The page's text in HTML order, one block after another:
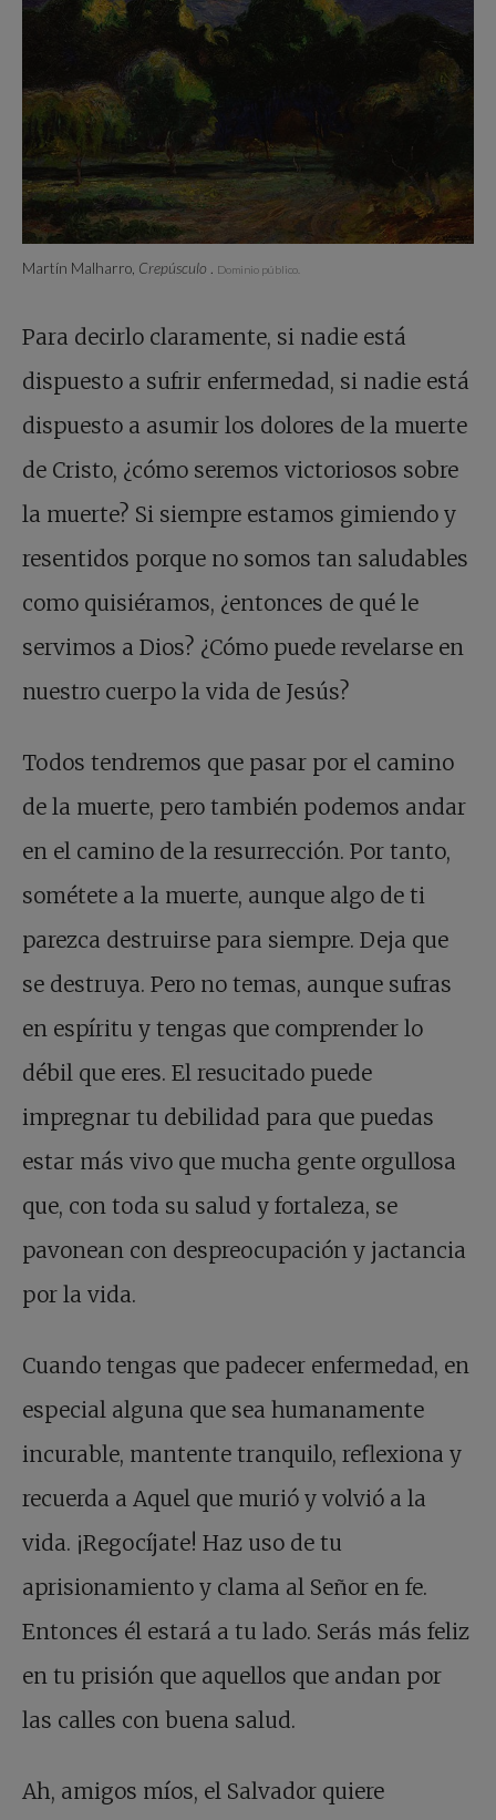
Martín Malharro, Crepúsculo Dominio público.
Para decirlo claramente, si nadie está
dispuesto a sufrir enfermedad, si nadie está
dispuesto a asumir los dolores de la muerte
de Cristo, ¿cómo seremos victoriosos sobre
la muerte? Si siempre estamos gimiendo y
resentidos porque no somos tan saludables
como quisiéramos, ¿entonces de qué le
servimos a Dios? ¿Cómo puede revelarse en
nuestro cuerpo la vida de Jesús?
Todos tendremos que pasar por el camino
de la muerte, pero también podemos andar
en el camino de la resurrección. Por tanto,
sométete a la muerte, aunque algo de ti
parezca destruirse para siempre. Deja que
se destruya. Pero no temas, aunque sufras
en espíritu y tengas que comprender lo
débil que eres. El resucitado puede
impregnar tu debilidad para que puedas
estar más vivo que mucha gente orgullosa
que, con toda su salud y fortaleza, se
pavonean con despreocupación y jactancia
por la vida.
Cuando tengas que padecer enfermedad, en
especial alguna que sea humanamente
incurable, mantente tranquilo, reflexiona y
recuerda a Aquel que murió y volvió a la
vida. ¡Regocíjate! Haz uso de tu
aprisionamiento y clama al Señor en fe.
Entonces él estará a tu lado. Serás más feliz
en tu prisión que aquellos que andan por
las calles con buena salud.
Ah, amigos míos, el Salvador quiere